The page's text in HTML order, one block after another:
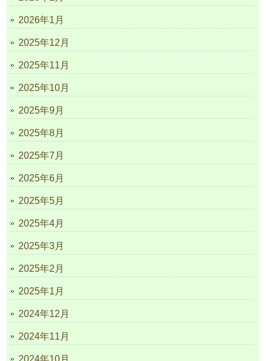
2026年1月
2025年12月
2025年11月
2025年10月
2025年9月
2025年8月
2025年7月
2025年6月
2025年5月
2025年4月
2025年3月
2025年2月
2025年1月
2024年12月
2024年11月
2024年10月